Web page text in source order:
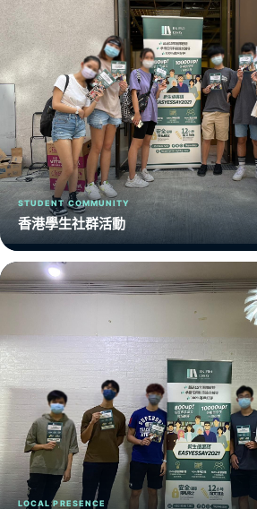
STUDENT COMMUNITY
香港學生社群活動
LOCAL PRESENCE